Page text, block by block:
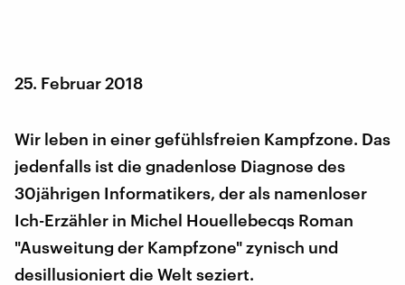
25. Februar 2018
Wir leben in einer gefühlsfreien Kampfzone. Das
jedenfalls ist die gnadenlose Diagnose des
30jährigen Informatikers, der als namenloser
Ich-Erzähler in Michel Houellebecqs Roman
"Ausweitung der Kampfzone" zynisch und
desillusioniert die Welt seziert.